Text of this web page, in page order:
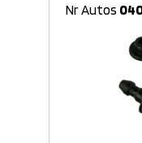
Nr Autos